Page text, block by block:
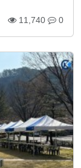
11,740 0